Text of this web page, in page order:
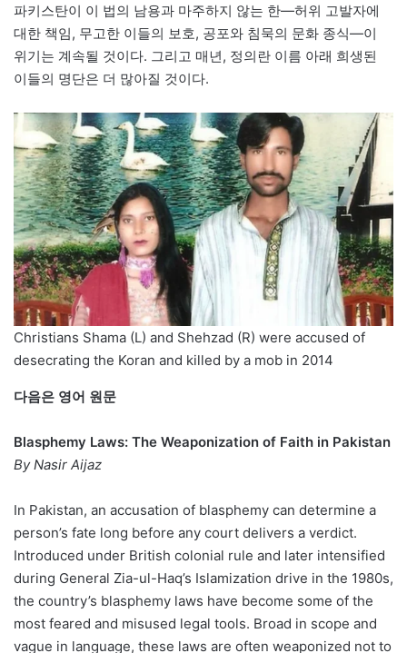
파키스탄이 이 법의 남용과 마주하지 않는 한—허위 고발자에
대한 책임, 무고한 이들의 보호, 공포와 침묵의 문화 종식—이
위기는 계속될 것이다. 그리고 매년, 정의란 이름 아래 희생된
이들의 명단은 더 많아질 것이다.
Christians Shama (L) and Shehzad (R) were accused of
desecrating the Koran and killed by a mob in 2014
다음은 영어 원문
Blasphemy Laws: The Weaponization of Faith in Pakistan
By Nasir Aijaz
In Pakistan, an accusation of blasphemy can determine a
person’s fate long before any court delivers a verdict.
Introduced under British colonial rule and later intensified
during General Zia-ul-Haq’s Islamization drive in the 1980s,
the country’s blasphemy laws have become some of the
most feared and misused legal tools. Broad in scope and
vague in language, these laws are often weaponized not to